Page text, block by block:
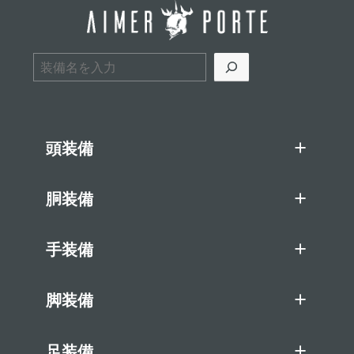
検索
頭装備
胴装備
手装備
脚装備